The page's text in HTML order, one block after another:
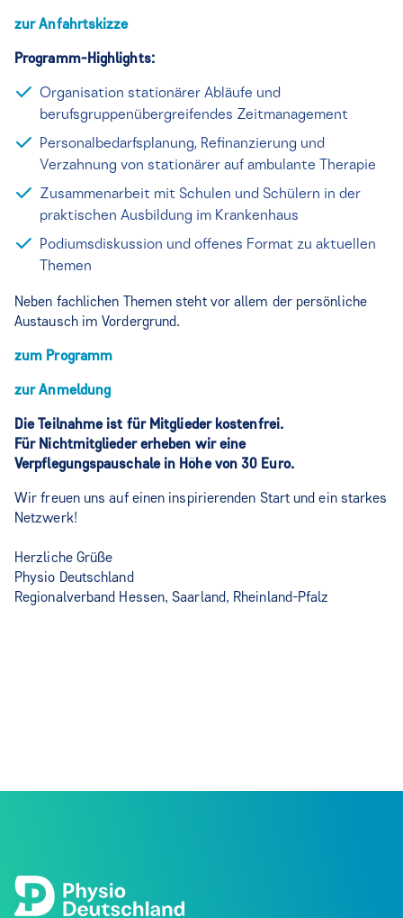
zur Anfahrtskizze
Programm-Highlights:
Organisation stationärer Abläufe und
berufsgruppenübergreifendes Zeitmanagement
Personalbedarfsplanung, Refinanzierung und
Verzahnung von stationärer auf ambulante Therapie
Zusammenarbeit mit Schulen und Schülern in der
praktischen Ausbildung im Krankenhaus
Podiumsdiskussion und offenes Format zu aktuellen
Themen
Neben fachlichen Themen steht vor allem der persönliche
Austausch im Vordergrund.
zum Programm
zur Anmeldung
Die Teilnahme ist für Mitglieder kostenfrei.
Für Nichtmitglieder erheben wir eine
Verpflegungspauschale in Höhe von 30 Euro.
Wir freuen uns auf einen inspirierenden Start und ein starkes
Netzwerk!
Herzliche Grüße
Physio Deutschland
Regionalverband Hessen, Saarland, Rheinland-Pfalz